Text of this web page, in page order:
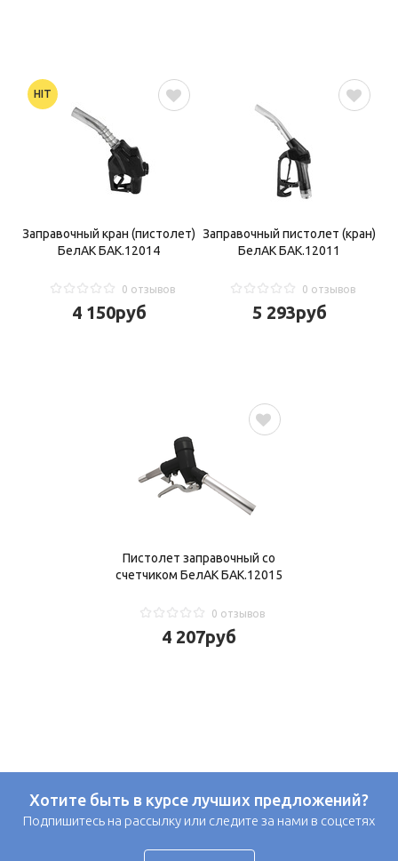
HIT 
Заправочный кран (пистолет)
БелАК БАК.12014
0 отзывов
4 150руб

Заправочный пистолет (кран)
БелАК БАК.12011
0 отзывов
5 293руб

Пистолет заправочный со
счетчиком БелАК БАК.12015
0 отзывов
4 207руб
Хотите быть в курсе лучших предложений?
Подпишитесь на рассылку или следите за нами в соцсетях